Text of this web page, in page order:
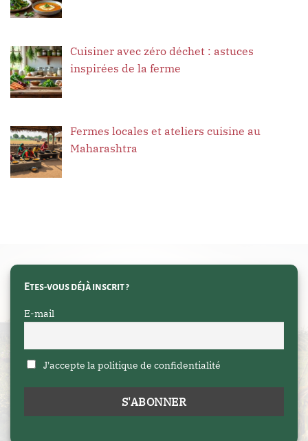
Cuisiner avec zéro déchet : astuces
inspirées de la ferme
Fermes locales et ateliers cuisine au
Maharashtra
Etes-vous déjà inscrit ?
E-mail
J'accepte la politique de confidentialité